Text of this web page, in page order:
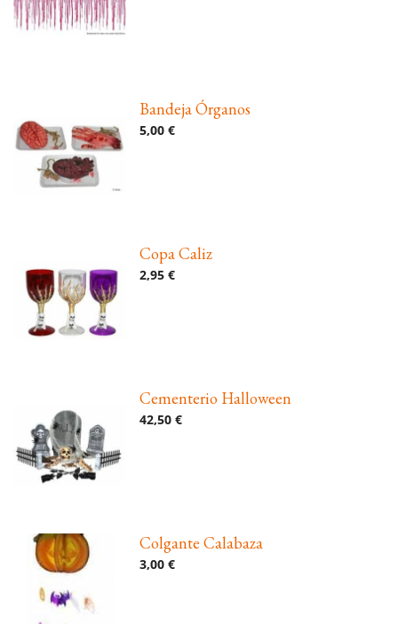
Bandeja Órganos
5,00 €
Copa Caliz
2,95 €
Cementerio Halloween
42,50 €
Colgante Calabaza
3,00 €